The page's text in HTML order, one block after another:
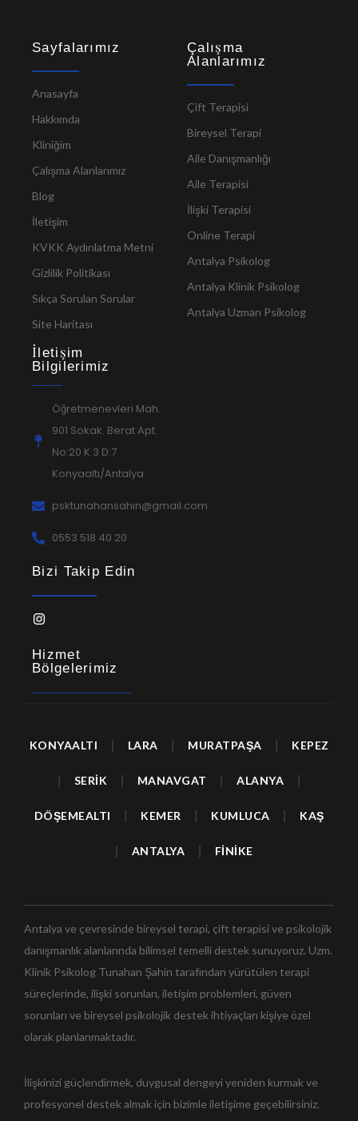
Sayfalarımız
Anasayfa
Hakkımda
Kliniğim
Çalışma Alanlarımız
Blog
İletişim
KVKK Aydınlatma Metni
Gizlilik Politikası
Sıkça Sorulan Sorular
Site Haritası
Çalışma
Alanlarımız
Çift Terapisi
Bireysel Terapi
Aile Danışmanlığı
Aile Terapisi
İlişki Terapisi
Online Terapi
Antalya Psikolog
Antalya Klinik Psikolog
Antalya Uzman Psikolog
İletişim
Bilgilerimiz
Öğretmenevleri Mah.
901 Sokak. Berat Apt.
No:20 K:3 D:7
Konyaaltı/Antalya
psktunahansahin@gmail.com
0553 518 40 20
Bizi Takip Edin
Hizmet
Bölgelerimiz
KONYAALTI LARA MURATPAŞA KEPEZ
SERİK MANAVGAT ALANYA
DÖŞEMEALTI KEMER KUMLUCA KAŞ
ANTALYA FİNİKE
Antalya ve çevresinde bireysel terapi, çift terapisi ve psikolojik
danışmanlık alanlarında bilimsel temelli destek sunuyoruz. Uzm.
Klinik Psikolog Tunahan Şahin tarafından yürütülen terapi
süreçlerinde, ilişki sorunları, iletişim problemleri, güven
sorunları ve bireysel psikolojik destek ihtiyaçları kişiye özel
olarak planlanmaktadır.
İlişkinizi güçlendirmek, duygusal dengeyi yeniden kurmak ve
profesyonel destek almak için bizimle iletişime geçebilirsiniz.